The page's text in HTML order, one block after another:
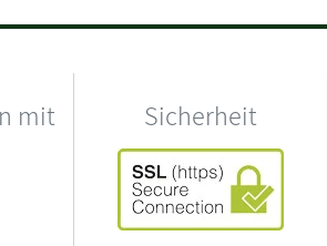
mit Sicherheit